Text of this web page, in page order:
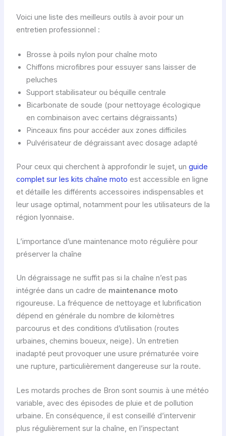
Voici une liste des meilleurs outils à avoir pour un
entretien professionnel :
Brosse à poils nylon pour chaîne moto
Chiffons microfibres pour essuyer sans laisser de
peluches
Support stabilisateur ou béquille centrale
Bicarbonate de soude (pour nettoyage écologique
en combinaison avec certains dégraissants)
Pinceaux fins pour accéder aux zones difficiles
Pulvérisateur de dégraissant avec dosage adapté
Pour ceux qui cherchent à approfondir le sujet, un guide
complet sur les kits chaîne moto est accessible en ligne
et détaille les différents accessoires indispensables et
leur usage optimal, notamment pour les utilisateurs de la
région lyonnaise.
L’importance d’une maintenance moto régulière pour
préserver la chaîne
Un dégraissage ne suffit pas si la chaîne n’est pas
intégrée dans un cadre de maintenance moto
rigoureuse. La fréquence de nettoyage et lubrification
dépend en générale du nombre de kilomètres
parcourus et des conditions d’utilisation (routes
urbaines, chemins boueux, neige). Un entretien
inadapté peut provoquer une usure prématurée voire
une rupture, particulièrement dangereuse sur la route.
Les motards proches de Bron sont soumis à une météo
variable, avec des épisodes de pluie et de pollution
urbaine. En conséquence, il est conseillé d’intervenir
plus régulièrement sur la chaîne, en l’inspectant